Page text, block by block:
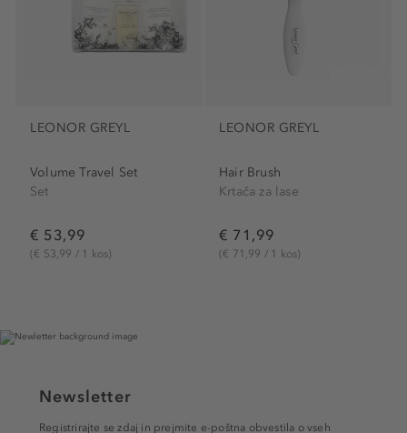
LEONOR GREYL
Volume Travel Set
Set
€ 53,99
(€ 53,99 / 1 kos)
LEONOR GREYL
Hair Brush
Krtača za lase
€ 71,99
(€ 71,99 / 1 kos)
Newsletter
Registrirajte se zdaj in prejmite e-poštna obvestila o vseh